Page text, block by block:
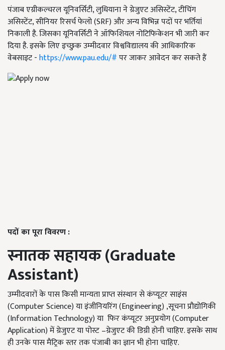
पंजाब एग्रीकल्चरल यूनिवर्सिटी, लुधियाना ने ग्रेजुएट असिस्टेंट, टीचिंग
असिस्टेंट, सीनियर रिसर्च फेलो (SRF) और अन्य विभिन्न पदों पर भर्तियां
निकाली है. जिसका यूनिवर्सिटी ने ऑफिशियल नोटिफिकेशन भी जारी कर
दिया है. इसके लिए इच्छुक उम्मीदवार विश्वविद्यालय की आधिकारिक
वेबसाइट -https://www.pau.edu/#पर जाकर आवेदन कर सकते हैं
पदों का पूरा विवरण :
स्नातक सहायक (Graduate
Assistant)
उम्मीदवारों के पास किसी मान्यता प्राप्त संस्थान से कंप्यूटर साइंस
(Computer Science) या इंजीनियरिंग (Engineering) ,सूचना प्रौद्योगिकी
(Information Technology) या फिर कंप्यूटर अनुप्रयोग (Computer
Application) में ग्रेजुएट या पोस्ट –ग्रेजुएट की डिग्री होनी चाहिए. इसके साथ
ही उनके पास मैट्रिक स्तर तक पंजाबी का ज्ञान भी होना चाहिए.